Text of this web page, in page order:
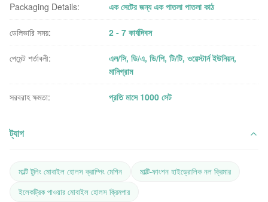
Packaging Details: এক সেটের জন্য এক পাতলা পাতলা কাঠ
ডেলিভারি সময়: 2 - 7 কার্যদিবস
পেমেন্ট শর্তাবলী:
এল/সি, ডি/এ, ডি/পি, টি/টি, ওয়েস্টার্ন ইউনিয়ন,
মানিগ্রাম
সরবরাহ ক্ষমতা: প্রতি মাসে 1000 সেট
ট্যাগ
মাল্টি টুলিং মোবাইল হোলস ক্রাম্পিং মেশিন
মাল্টি-ফাংশন হাইড্রোলিক নল ক্রিমার
ইলেকট্রিক পাওয়ার মোবাইল হোলস ক্রিমপার